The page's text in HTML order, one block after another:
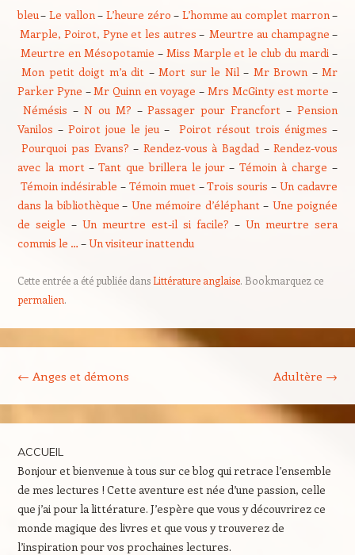
bleu– Le vallon – L’heure zéro – L’homme au complet marron–
Marple, Poirot, Pyne et les autres – Meurtre au champagne –
Meurtre en Mésopotamie – Miss Marple et le club du mardi –
Mon petit doigt m’a dit – Mort sur le Nil – Mr Brown – Mr
Parker Pyne – Mr Quinn en voyage – Mrs McGinty est morte –
Némésis – N ou M? –Passager pour Francfort –Pension
Vanilos – Poirot joue le jeu –Poirot résout trois énigmes –
Pourquoi pas Evans? – Rendez-vous à Bagdad –Rendez-vous
avec la mort – Tant que brillera le jour –Témoin à charge –
Témoin indésirable – Témoin muet –Trois souris –Un cadavre
dans la bibliothèque – Une mémoire d’éléphant – Une poignée
de seigle – Un meurtre est-il si facile? –Un meurtre sera
commis le … –Un visiteur inattendu
Cette entrée a été publiée dansLittérature anglaise. Bookmarquez ce
permalien.
← Anges et démons Adultère →
ACCUEIL
Bonjour et bienvenue à tous sur ce blog qui retrace l’ensemble
de mes lectures ! Cette aventure est née d’une passion, celle
que j’ai pour la littérature. J’espère que vous y découvrirez ce
monde magique des livres et que vous y trouverez de
l’inspiration pour vos prochaines lectures.